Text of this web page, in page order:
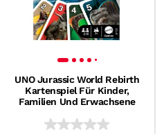
UNO Jurassic World Rebirth
Kartenspiel Für Kinder,
Familien Und Erwachsene